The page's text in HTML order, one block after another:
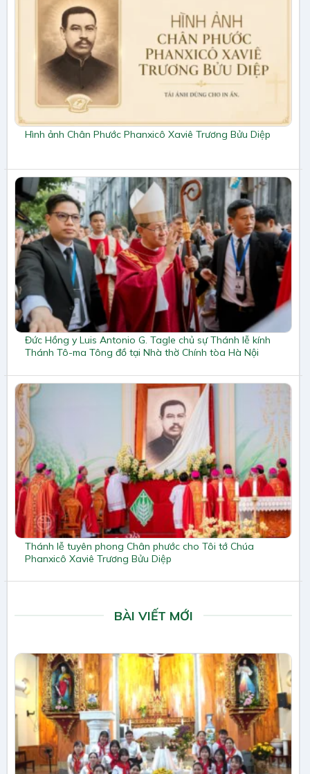
Hình ảnh Chân Phước Phanxicô Xaviê Trương Bửu Diệp
Đức Hồng y Luis Antonio G. Tagle chủ sự Thánh lễ kính
Thánh Tô-ma Tông đồ tại Nhà thờ Chính tòa Hà Nội
Thánh lễ tuyên phong Chân phước cho Tôi tớ Chúa
Phanxicô Xaviê Trương Bửu Diệp
BÀI VIẾT MỚI